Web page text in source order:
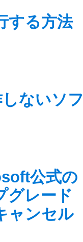
する方法
ないソフ
公式の
グレード
ャンセル